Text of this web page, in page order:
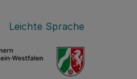
Leichte Sprache